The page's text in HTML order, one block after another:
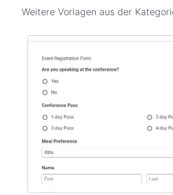
Weitere Vorlagen aus der